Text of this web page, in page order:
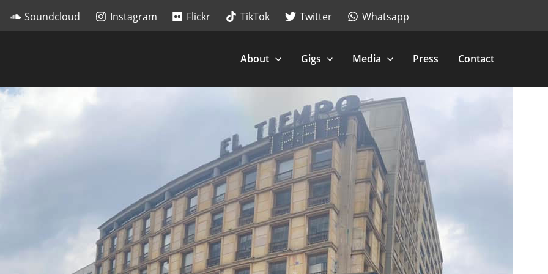
Soundcloud Instagram Flickr TikTok Twitter Whatsapp
About Gigs Media Press Contact